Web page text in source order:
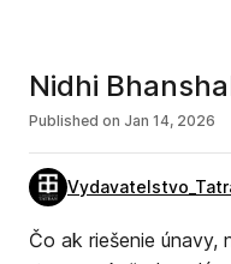
Nidhi
Published on Jan 14, 2026
Čo ak riešenie